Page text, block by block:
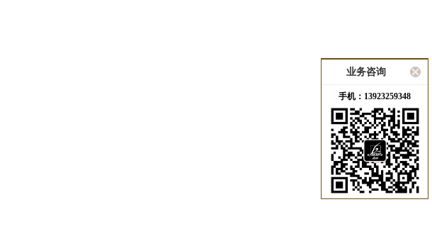
业务咨询
手机：13923259348